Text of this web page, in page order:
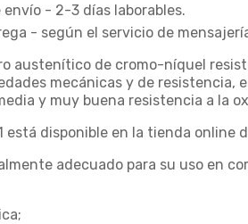
envío - 2-3 días laborables.
- según el servicio de
austenítico de cromo-níquel
mecánicas y de resistencia,
y muy buena resistencia a la
está disponible en la tienda online
adecuado para su uso en